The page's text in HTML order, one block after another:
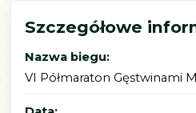
Szczegółowe
Nazwa biegu:
VI Półmaraton Gęstwinami